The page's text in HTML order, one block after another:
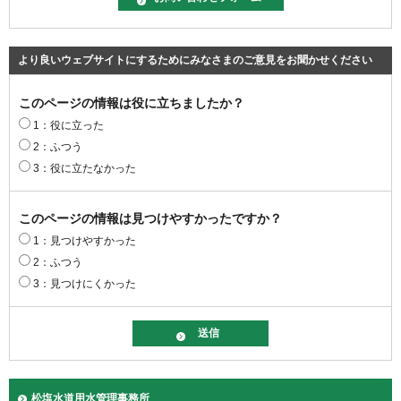
より良いウェブサイトにするためにみなさまのご意見をお聞かせください
このページの情報は役に立ちましたか？
1：役に立った
2：ふつう
3：役に立たなかった
このページの情報は見つけやすかったですか？
1：見つけやすかった
2：ふつう
3：見つけにくかった